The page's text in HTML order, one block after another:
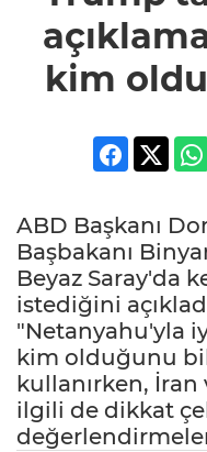
kim
ABD Başkanı
Başbakanı
Beyaz Saray'da
istediğini
"Netanyahu'yla
kim olduğunu
kullanırken, İran
ilgili de dikkat